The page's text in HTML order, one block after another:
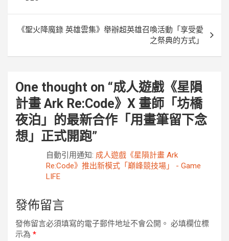
導
《聖火降魔錄 英雄雲集》舉辦超英雄召喚活動「享受愛
之祭典的方式」
One thought on “成人遊戲《星隕
計畫 Ark Re:Code》X 畫師「坊橋
夜泊」的最新合作「用畫筆留下念
想」正式開跑”
自動引用通知: 成人遊戲《星隕計畫 Ark
Re:Code》推出新模式「巔峰競技場」 - Game
LIFE
發佈留言
發佈留言必須填寫的電子郵件地址不會公開。 必填欄位標
示為 *